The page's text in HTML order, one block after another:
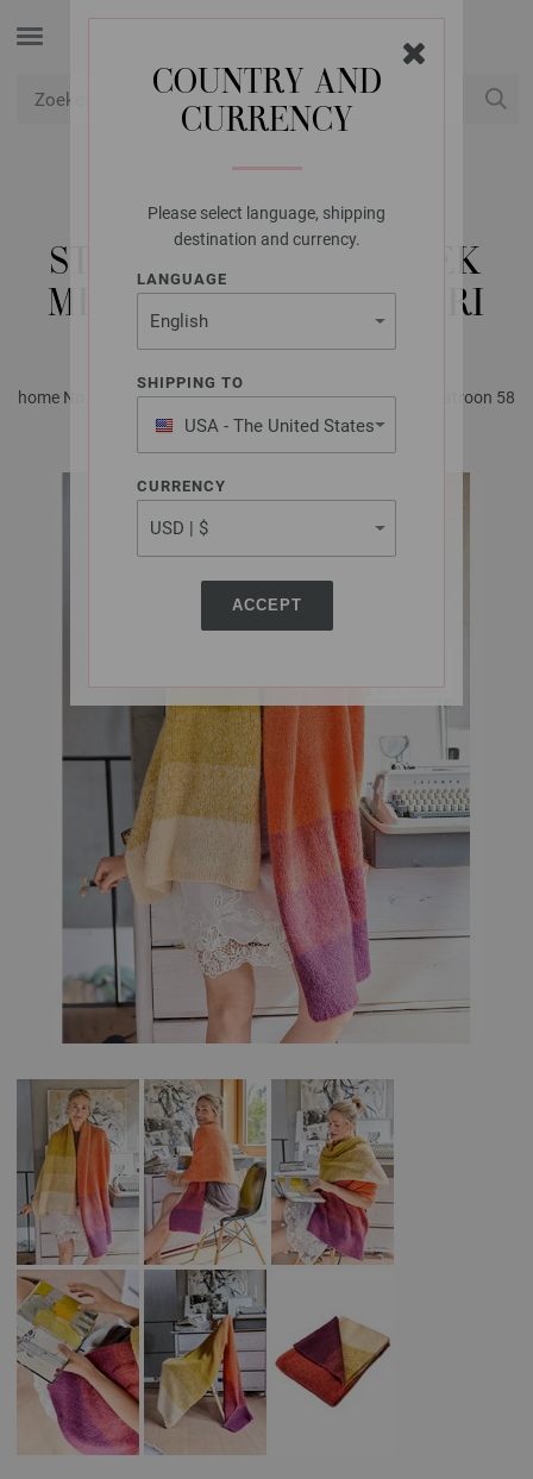
COUNTRY AND
CURRENCY
Please select language, shipping
destination and currency.
LANGUAGE
SHIPPING TO
USA - The United States
of America
CURRENCY
ACCEPT
LANA GROSSA
STOLA IN TRICOTSTEEK
MET STREPEN SETASURI
home No. 78 - Tijdschrift (DE) + Breibeschrijvingen (NL) | Patroon 58